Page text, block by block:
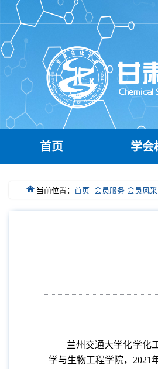
首页 学会
当前位置： 首页- 会员服务-会员风采
兰州交通大学化学化
学与生物工程学院，2021